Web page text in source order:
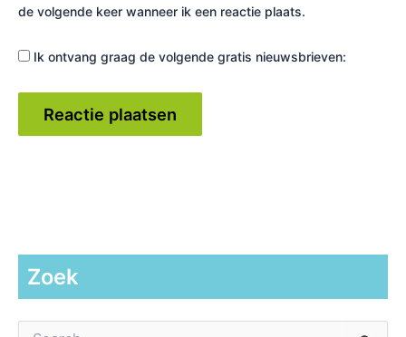
de volgende keer wanneer ik een reactie plaats.
Ik ontvang graag de volgende gratis nieuwsbrieven:
Zoek